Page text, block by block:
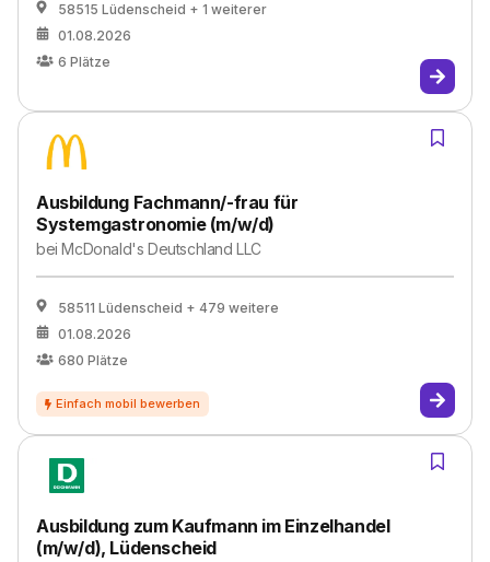
58515 Lüdenscheid + 1 weiterer
01.08.2026
6 Plätze
Ausbildung Fachmann/-frau für
Systemgastronomie (m/w/d)
beiMcDonald's Deutschland LLC
58511 Lüdenscheid + 479 weitere
01.08.2026
680 Plätze
Ausbildung zum Kaufmann im Einzelhandel
(m/w/d), Lüdenscheid